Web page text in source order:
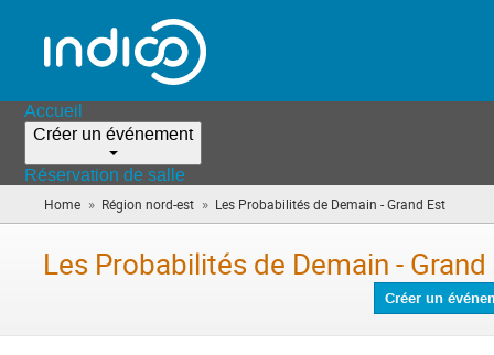
Accueil
Créer un événement
Réservation de salle
Home » Région nord-est » Les Probabilités de Demain - Grand Est
êtes
Les Probabilités de Demain - Grand
Créer un